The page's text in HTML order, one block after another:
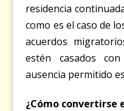
residencia
como es el caso de
acuerdos
estén casados
ausencia permitido
¿Cómo convertirse